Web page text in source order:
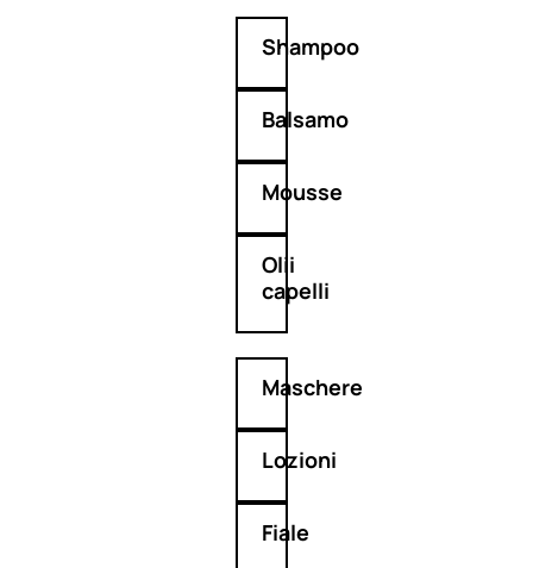
Shampoo
Balsamo
Mousse
Olii
capelli
Maschere
Lozioni
Fiale